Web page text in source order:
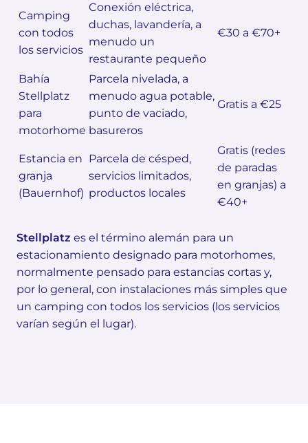
Camping
con todos
los servicios
Conexión eléctrica,
duchas, lavandería, a
menudo un
restaurante pequeño
€30 a €70+
Bahía
Stellplatz
para
motorhome
Parcela nivelada, a
menudo agua potable,
punto de vaciado,
basureros
Gratis a €25
Estancia en
granja
(Bauernhof)
Parcela de césped,
servicios limitados,
productos locales
Gratis (redes
de paradas
en granjas) a
€40+
Stellplatz es el término alemán para un
estacionamiento designado para motorhomes,
normalmente pensado para estancias cortas y,
por lo general, con instalaciones más simples que
un camping con todos los servicios (los servicios
varían según el lugar).